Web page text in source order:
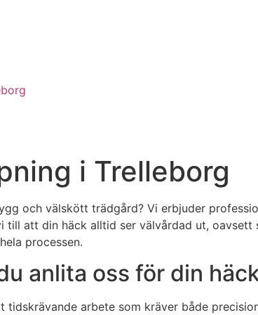
i Trelleborg
och välskött trädgård? Vi erbjuder
till att din häck alltid ser välvårdad ut,
processen.
anlita oss för din
tidskrävande arbete som kräver både